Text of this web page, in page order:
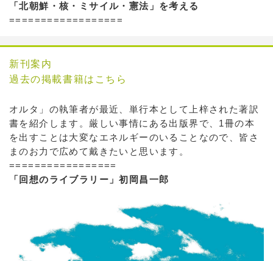
「北朝鮮・核・ミサイル・憲法」を考える
==================
新刊案内
過去の掲載書籍はこちら
オルタ」の執筆者が最近、単行本として上梓された著訳
書を紹介します。厳しい事情にある出版界で、1冊の本
を出すことは大変なエネルギーのいることなので、皆さ
まのお力で広めて戴きたいと思います。
=================
「回想のライブラリー」初岡昌一郎